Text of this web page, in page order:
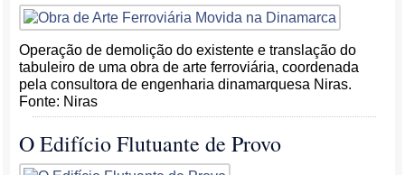
Operação de demolição do existente e translação do
tabuleiro de uma obra de arte ferroviária, coordenada
pela consultora de engenharia dinamarquesa Niras.
Fonte: Niras
O Edifício Flutuante de Provo